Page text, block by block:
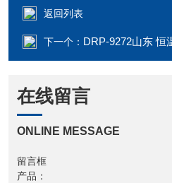
返回列表
下一个： DRP-9272山东 恒温
在线留言
ONLINE MESSAGE
留言框
产品：